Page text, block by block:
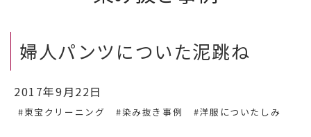
婦人パンツについた泥跳ね
2017年9月22日
#東宝クリーニング #染み抜き事例 #洋服についたしみ